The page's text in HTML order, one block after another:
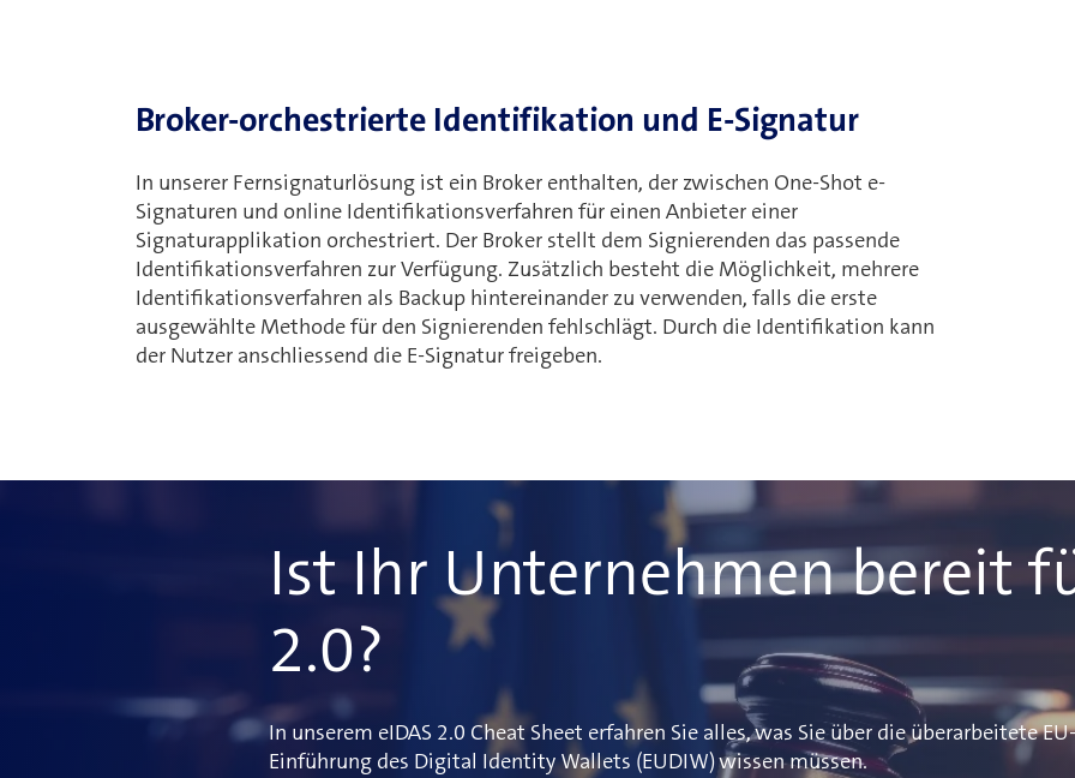
Broker-orchestrierte Identifikation und E-Signatur
In unserer Fernsignaturlösung ist ein Broker enthalten, der zwischen One-Shot e-
Signaturen und online Identifikationsverfahren für einen Anbieter einer
Signaturapplikation orchestriert. Der Broker stellt dem Signierenden das passende
Identifikationsverfahren zur Verfügung. Zusätzlich besteht die Möglichkeit, mehrere
Identifikationsverfahren als Backup hintereinander zu verwenden, falls die erste
ausgewählte Methode für den Signierenden fehlschlägt. Durch die Identifikation kann
der Nutzer anschliessend die E-Signatur freigeben.
Ist Ihr Unternehmen bereit
2.0?
In unserem eIDAS 2.0 Cheat Sheet erfahren Sie alles, was Sie über die überarbeitete
Einführung des Digital Identity Wallets (EUDIW) wissen müssen.